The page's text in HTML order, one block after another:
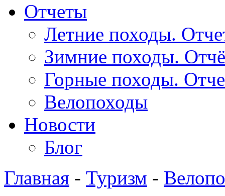
Отчеты
Летние походы.
Зимние походы.
Горные походы.
Велопоходы
Новости
Блог
Главная - Туризм -